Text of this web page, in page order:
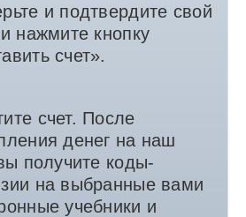
и подтвердите свой
нажмите кнопку
счет».
счет. После
денег на наш
получите коды-
на выбранные вами
учебники и